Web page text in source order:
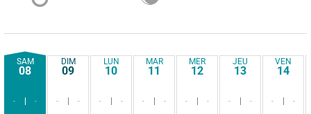
SAM
08
- -
DIM
09
- -
LUN
10
- -
MAR
11
- -
MER
12
- -
JEU
13
- -
VEN
14
- -